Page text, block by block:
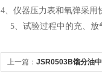
4、仪器压力表和氧弹采用
5、试验过程中的充、放
上一篇： JSR0503B馏分油